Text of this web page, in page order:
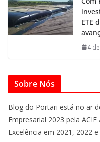
ETE
4
Sobre Nós
Blog do Portari está no ar
Empresarial 2023 pela
Excelência em 2021, 2022 e